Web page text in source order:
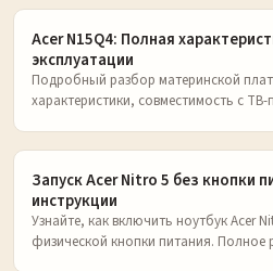
Acer N15Q4: Полная
эксплуатации
Подробный разбор материнской
характеристики, совместимость с ТВ-
Запуск Acer Nitro 5 без кнопки
инструкции
Узнайте, как включить ноутбук Acer
физической кнопки питания. Полное